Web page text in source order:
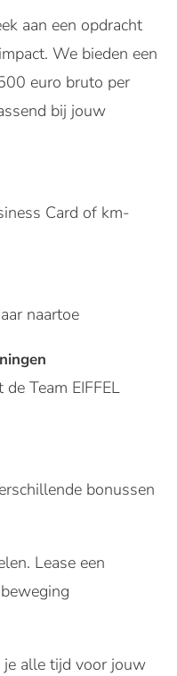
aan een opdracht
We bieden een
euro bruto per
bij jouw
Card of km-
naartoe
Team EIFFEL
bonussen
Lease een
je alle tijd voor jouw